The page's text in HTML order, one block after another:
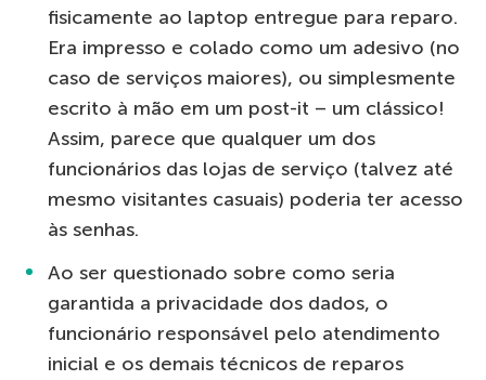
fisicamente ao laptop entregue para reparo.
Era impresso e colado como um adesivo (no
caso de serviços maiores), ou simplesmente
escrito à mão em um post-it – um clássico!
Assim, parece que qualquer um dos
funcionários das lojas de serviço (talvez até
mesmo visitantes casuais) poderia ter acesso
às senhas.
Ao ser questionado sobre como seria
garantida a privacidade dos dados, o
funcionário responsável pelo atendimento
inicial e os demais técnicos de reparos